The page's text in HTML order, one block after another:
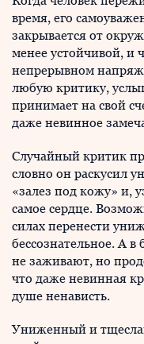
время, его
закрывается от
менее устойчивой, и
непрерывном
любую критику,
принимает на свой
даже невинное
Случайный критик
словно он раскусил
«залез под кожу» и,
самое сердце.
силах перенести
бессознательное. А
не заживают, но
что даже невинная
душе ненависть.
Униженный и